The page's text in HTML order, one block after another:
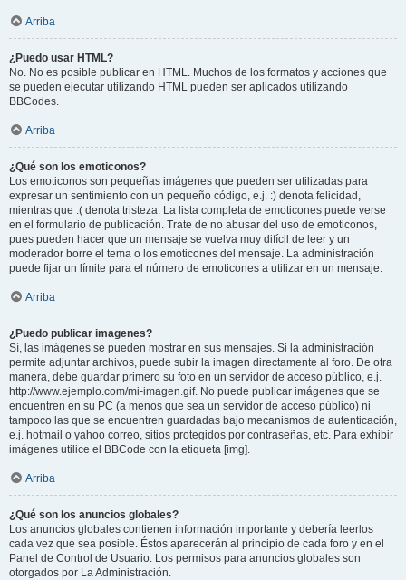
Arriba
¿Puedo usar HTML?
No. No es posible publicar en HTML. Muchos de los formatos y acciones que
se pueden ejecutar utilizando HTML pueden ser aplicados utilizando
BBCodes.
Arriba
¿Qué son los emoticonos?
Los emoticonos son pequeñas imágenes que pueden ser utilizadas para
expresar un sentimiento con un pequeño código, e.j. :) denota felicidad,
mientras que :( denota tristeza. La lista completa de emoticones puede verse
en el formulario de publicación. Trate de no abusar del uso de emoticonos,
pues pueden hacer que un mensaje se vuelva muy difícil de leer y un
moderador borre el tema o los emoticones del mensaje. La administración
puede fijar un límite para el número de emoticones a utilizar en un mensaje.
Arriba
¿Puedo publicar imagenes?
Sí, las imágenes se pueden mostrar en sus mensajes. Si la administración
permite adjuntar archivos, puede subir la imagen directamente al foro. De otra
manera, debe guardar primero su foto en un servidor de acceso público, e.j.
http://www.ejemplo.com/mi-imagen.gif. No puede publicar imágenes que se
encuentren en su PC (a menos que sea un servidor de acceso público) ni
tampoco las que se encuentren guardadas bajo mecanismos de autenticación,
e.j. hotmail o yahoo correo, sitios protegidos por contraseñas, etc. Para exhibir
imágenes utilice el BBCode con la etiqueta [img].
Arriba
¿Qué son los anuncios globales?
Los anuncios globales contienen información importante y debería leerlos
cada vez que sea posible. Éstos aparecerán al principio de cada foro y en el
Panel de Control de Usuario. Los permisos para anuncios globales son
otorgados por La Administración.